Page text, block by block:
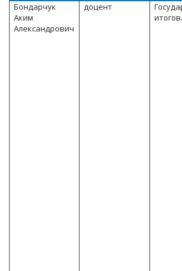
Бондарчук
Аким
Александрович
доцент